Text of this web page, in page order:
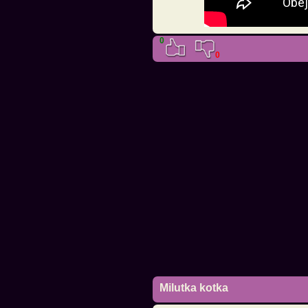
0
0
Milutka kotka